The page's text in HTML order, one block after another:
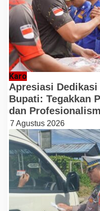
Karo
Apresiasi Dedikasi
Bupati: Tegakkan
dan
7 Agustus 2026